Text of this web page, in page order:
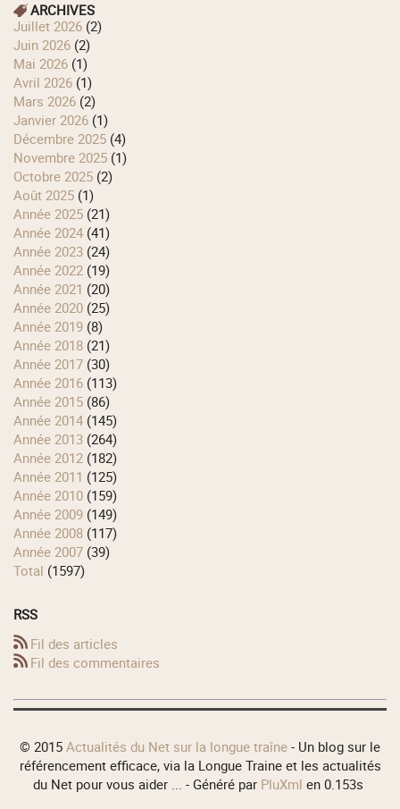
ARCHIVES
juillet 2026 (2)
juin 2026 (2)
mai 2026 (1)
avril 2026 (1)
mars 2026 (2)
janvier 2026 (1)
décembre 2025 (4)
novembre 2025 (1)
octobre 2025 (2)
août 2025 (1)
année 2025 (21)
année 2024 (41)
année 2023 (24)
année 2022 (19)
année 2021 (20)
année 2020 (25)
année 2019 (8)
année 2018 (21)
année 2017 (30)
année 2016 (113)
année 2015 (86)
année 2014 (145)
année 2013 (264)
année 2012 (182)
année 2011 (125)
année 2010 (159)
année 2009 (149)
année 2008 (117)
année 2007 (39)
total (1597)
RSS
Fil des articles
Fil des commentaires
© 2015 Actualités du Net sur la longue traîne - Un blog sur le
référencement efficace, via la Longue Traine et les actualités
du Net pour vous aider ... - Généré par PluXml en 0.153s